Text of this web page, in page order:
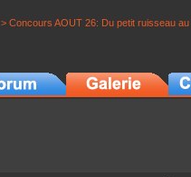
> Concours AOUT 26: Du petit ruisseau